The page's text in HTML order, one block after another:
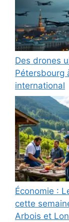
Des drones
Pétersbourg
international
Économie :
cette
Arbois et